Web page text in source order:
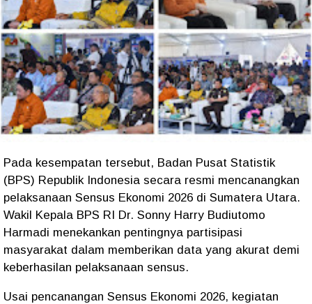
Pada kesempatan tersebut, Badan Pusat Statistik
(BPS) Republik Indonesia secara resmi mencanangkan
pelaksanaan Sensus Ekonomi 2026 di Sumatera Utara.
Wakil Kepala BPS RI Dr. Sonny Harry Budiutomo
Harmadi menekankan pentingnya partisipasi
masyarakat dalam memberikan data yang akurat demi
keberhasilan pelaksanaan sensus.
Usai pencanangan Sensus Ekonomi 2026, kegiatan